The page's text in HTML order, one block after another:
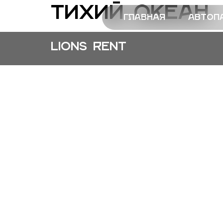
Главная
Тихий океан
Lions Rent